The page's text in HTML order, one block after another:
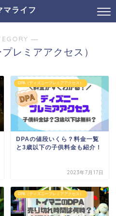
マライフ
―
レミアアクセス）
DPA（ディズニープレミアアクセス）
DPAの値段いくら？料金一覧
と3歳以下の子供料金も紹介！
2023年7月17日
DPA（ディズニープレミアアクセス）